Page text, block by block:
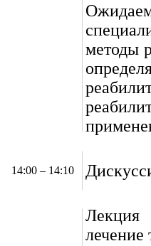
методы
14:00 – 14:10
лечение